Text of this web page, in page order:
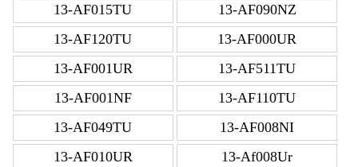
13-AF015TU
13-AF090NZ
13-AF120TU
13-AF000UR
13-AF001UR
13-AF511TU
13-AF001NF
13-AF110TU
13-AF049TU
13-AF008NI
13-AF010UR
13-Af008Ur